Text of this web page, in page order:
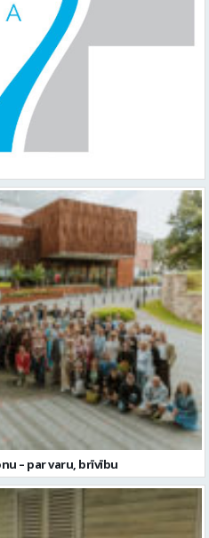
– par varu, brīvību